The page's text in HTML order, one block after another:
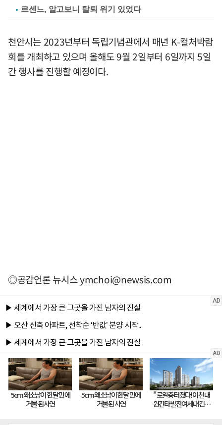
르센느, 알고보니 탈퇴 위기 있었다
천안시는 2023년부터 독립기념관에서 매년 K-컬처박람
회를 개최하고 있으며 올해도 9월 2일부터 6일까지 5일
간 행사를 진행할 예정이다.
◎공감언론 뉴시스ymchoi@newsis.com